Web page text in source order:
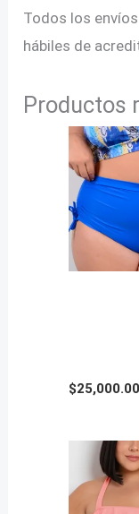
Todos los
hábiles de
Productos
$25,000.00